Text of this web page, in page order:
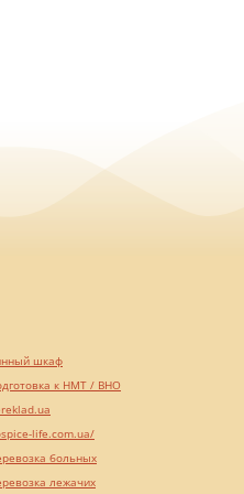
шкаф
к НМТ / ВНО
life.com.ua/
больных
лежачих